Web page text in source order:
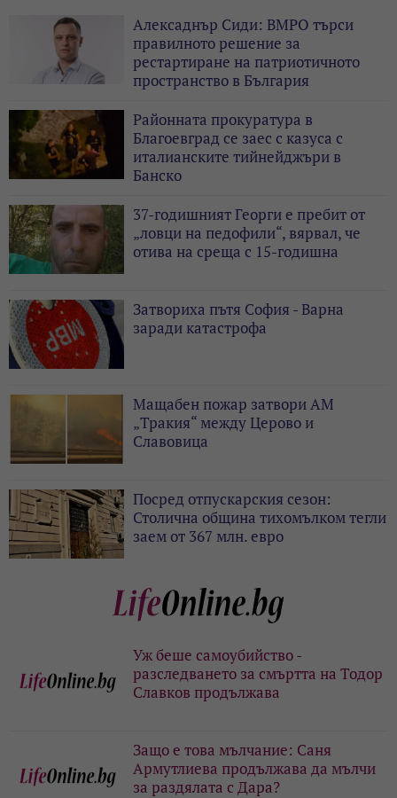
Алексаднър Сиди: ВМРО търси
правилното решение за
рестартиране на патриотичното
пространство в България
Районната прокуратура в
Благоевград се заес с казуса с
италианските тийнейджъри в
Банско
37-годишният Георги е пребит от
„ловци на педофили“, вярвал, че
отива на среща с 15-годишна
Затвориха пътя София - Варна
заради катастрофа
Мащабен пожар затвори АМ
„Тракия“ между Церово и
Славовица
Посред отпускарския сезон:
Столична община тихомълком тегли
заем от 367 млн. евро
Уж беше самоубийство -
разследването за смъртта на Тодор
Славков продължава
Защо е това мълчание: Саня
Армутлиева продължава да мълчи
за раздялата с Дара?